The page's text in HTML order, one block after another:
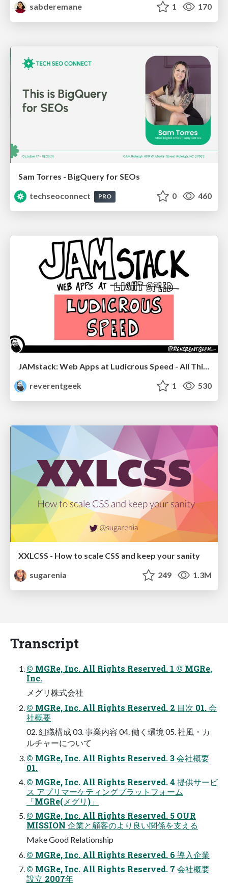
sabderemane 1 170
Sam Torres - BigQuery for SEOs
techseoconnect
PRO 0 460
JAMstack: Web Apps at Ludicrous Speed - All Things Open 2022
reverentgeek
1 530
XXLCSS - How to scale CSS and keep your sanity
sugarenia
249 1.3M
Transcript
© MGRe, Inc. All Rights Reserved. 1 © MGRe,
Inc.
メグリ株式会社
© MGRe, Inc. All Rights Reserved. 2 ⽬次 01. 会
社概要
02. 組織構成 03. 事業内容 04. 働く環境 05. 社⾵・カ
ルチャーについて
© MGRe, Inc. All Rights Reserved. 3 会社概要
01.
© MGRe, Inc. All Rights Reserved. 4 提供サービ
ス アプリマーケティングプラットフォーム
「MGRe(メグリ)」
© MGRe, Inc. All Rights Reserved. 5 OUR
MISSION 企業と顧客のより良い関係を⽀える
Make Good Relationship
© MGRe, Inc. All Rights Reserved. 6 導⼊企業
© MGRe, Inc. All Rights Reserved. 7 会社概要
設⽴ 2007年